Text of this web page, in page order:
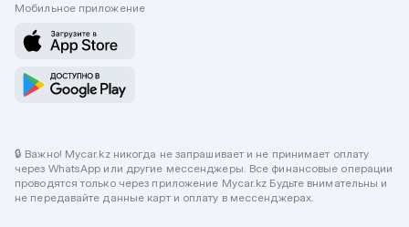
Мобильное приложение
🔒 Важно! Mycar.kz никогда не запрашивает и не принимает оплату
через WhatsApp или другие мессенджеры. Все финансовые операции
проводятся только через приложение Mycar.kz Будьте внимательны и
не передавайте данные карт и оплату в мессенджерах.